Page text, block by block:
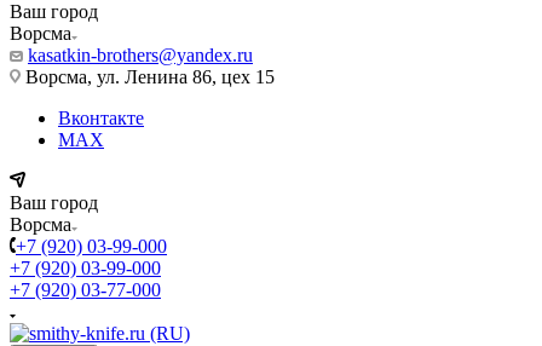
Ваш город
Ворсма
kasatkin-brothers@yandex.ru
Ворсма, ул. Ленина 86, цех 15
Вконтакте
MAX
Ваш город
Ворсма
+7 (920) 03-99-000
+7 (920) 03-99-000
+7 (920) 03-77-000